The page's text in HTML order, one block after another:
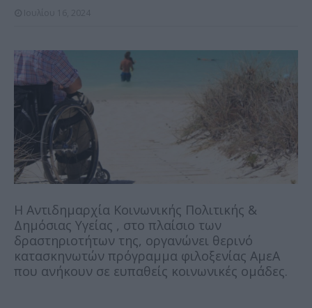
Η Αντιδημαρχία Κοινωνικής Πολιτικής &
Δημόσιας Υγείας , στο πλαίσιο των
δραστηριοτήτων της, οργανώνει θερινό
κατασκηνωτών πρόγραμμα φιλοξενίας ΑμεΑ
που ανήκουν σε ευπαθείς κοινωνικές ομάδες.